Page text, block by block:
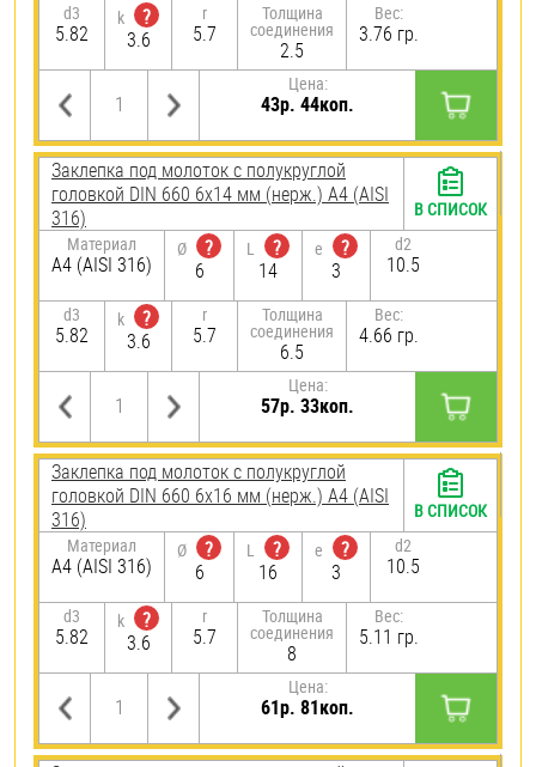
d3
5.82
k
?
3.6
r
5.7
Толщина
соединения
2.5
Вес:
3.76 гр.
Цена:
43р. 44коп.
Заклепка под молоток с полукруглой
головкой DIN 660 6х14 мм (нерж.) A4 (AISI
316)
Материал
A4 (AISI 316)
Ø
?
6
L
?
14
e
?
3
d2
10.5
d3
5.82
k
?
3.6
r
5.7
Толщина
соединения
6.5
Вес:
4.66 гр.
Цена:
57р. 33коп.
В СПИСОК
Заклепка под молоток с полукруглой
головкой DIN 660 6х16 мм (нерж.) A4 (AISI
316)
Материал
A4 (AISI 316)
Ø
?
6
L
?
16
e
?
3
d2
10.5
d3
5.82
k
?
3.6
r
5.7
Толщина
соединения
8
Вес:
5.11 гр.
Цена:
61р. 81коп.
В СПИСОК